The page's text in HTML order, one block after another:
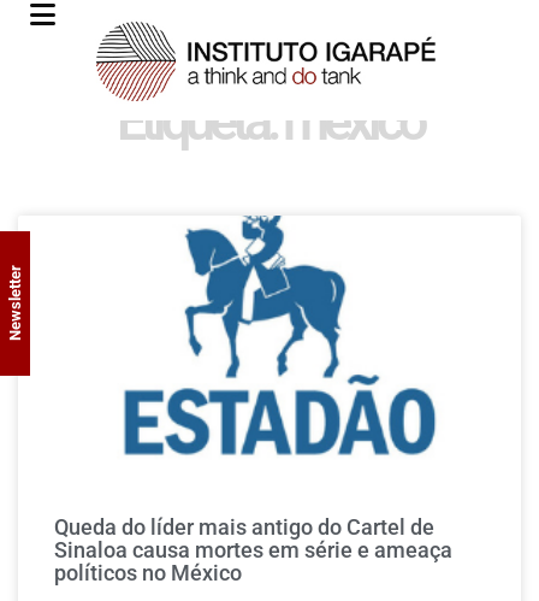
Etiqueta: mexico
Queda do líder mais antigo do Cartel de
Sinaloa causa mortes em série e ameaça
políticos no México
Newsletter